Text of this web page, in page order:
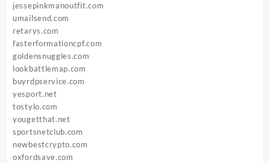
jessepinkmanoutfit.com
umailsend.com
retarys.com
fasterformationcpf.com
goldensnuggles.com
lookbattlemap.com
buyrdpservice.com
yesport.net
tostylo.com
yougetthat.net
sportsnetclub.com
newbestcrypto.com
oxfordsave.com